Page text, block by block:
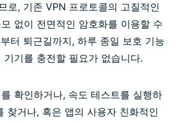
로, 기존 VPN 프로토콜의 고질적인
없이 전면적인 암호화를 이용할 수
터 퇴근길까지, 하루 종일 보호 기능
기기를 충전할 필요가 없습니다.
확인하거나, 속도 테스트를 실행하
찾거나, 혹은 앱의 사용자 친화적인